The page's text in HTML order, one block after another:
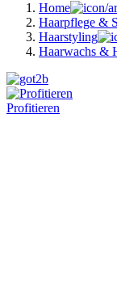
Home
Haarpflege &
Haarstyling
Haarwachs &
Profitieren